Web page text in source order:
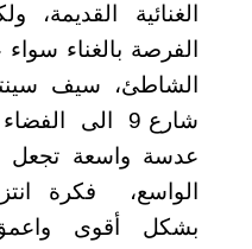
الغنائية القديمة،
الفرصة بالغناء
الشاطئ، سيف
شارع 9 الى
عدسة واسعة تجعل
الواسع، فكرة
بشكل أقوى